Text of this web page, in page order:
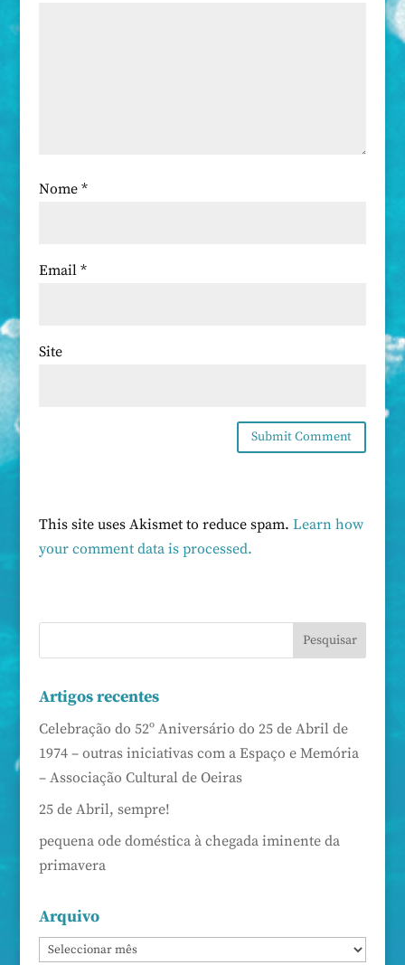
Nome *
Email *
Site
This site uses Akismet to reduce spam. Learn how
your comment data is processed.
Artigos recentes
Celebração do 52º Aniversário do 25 de Abril de
1974 – outras iniciativas com a Espaço e Memória
– Associação Cultural de Oeiras
25 de Abril, sempre!
pequena ode doméstica à chegada iminente da
primavera
Arquivo